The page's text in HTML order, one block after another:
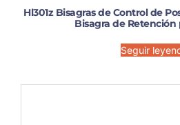
Hl301z Bisagras de Control de
Bisagra de Retención
Seguir